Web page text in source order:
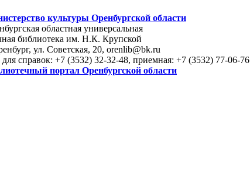
культуры Оренбургской области
областная универсальная
библиотека им. Н.К. Крупской
ул. Советская, 20, orenlib@bk.ru
для справок: +7 (3532) 32-32-48, приемная: +7 (3532) 77-06-76
портал Оренбургской области